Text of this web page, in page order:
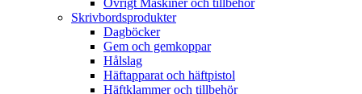
Övrigt Maskiner och tillbehör
Skrivbordsprodukter
Dagböcker
Gem och gemkoppar
Hålslag
Häftapparat och häftpistol
Häftklammer och tillbehör